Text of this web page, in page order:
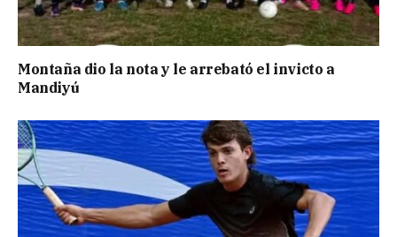
Montaña dio la nota y le arrebató el invicto a
Mandiyú